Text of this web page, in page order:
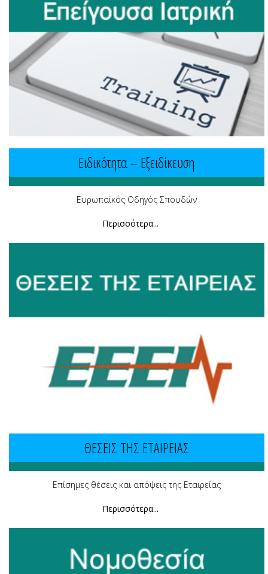
Ειδικότητα – Εξειδίκευση
Ευρωπαϊκός Οδηγός Σπουδών
Περισσότερα...
ΘΕΣΕΙΣ ΤΗΣ ΕΤΑΙΡΕΙΑΣ
Επίσημες θέσεις και απόψεις της Εταιρείας
Περισσότερα...